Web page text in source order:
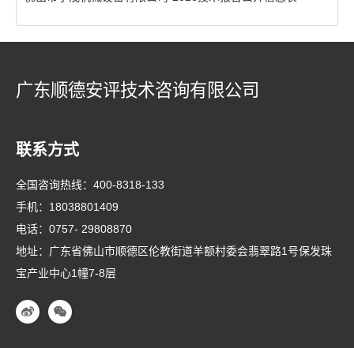
广东顺德安评技术咨询有限公司
联系方式
全国咨询热线： 400-8318-133
手机： 18038801409
电话： 0757- 29808870
地址：广东省佛山市顺德区伦教街道羊额村委会翡翠路1号保发珠
宝产业中心1幢7-8层